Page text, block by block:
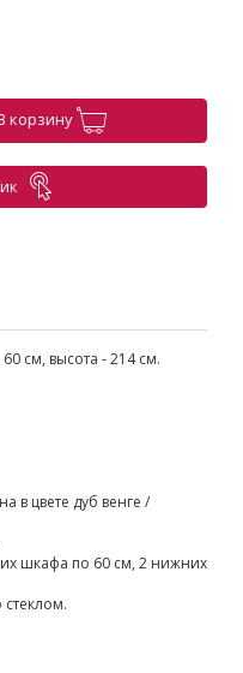
корзину
см, высота - 214 см.
в цвете дуб венге /
шкафа по 60 см, 2 нижних